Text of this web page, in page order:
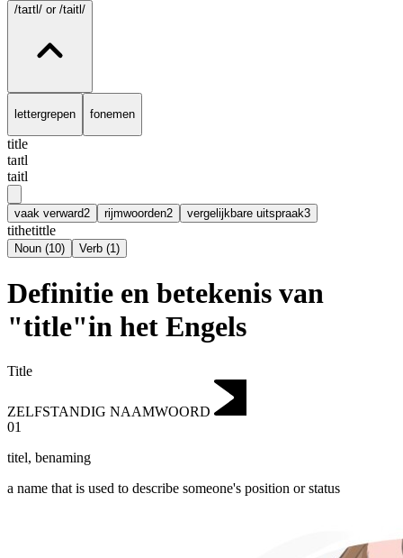
/taɪtl/ or /taitl/
lettergrepen fonemen
title
taɪtl
taitl
vaak verward2 rijmwoorden2 vergelijkbare uitspraak3
tithetittle
Noun (10) Verb (1)
Definitie en betekenis van
"title"in het Engels
Title
ZELFSTANDIG NAAMWOORD
01
titel, benaming
a name that is used to describe someone's position or status